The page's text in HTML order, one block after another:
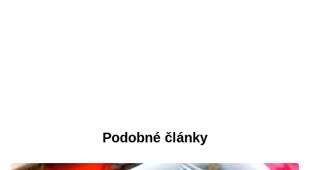
Podobné články